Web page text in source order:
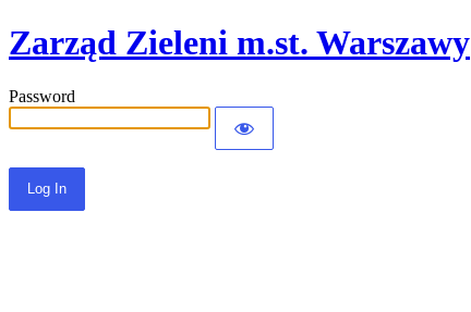
Zarząd Zieleni m.st. Warszawy
Password